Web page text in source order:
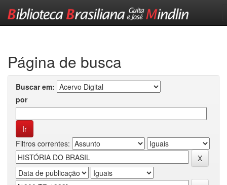
Página de busca
Buscar em:
por
Filtros correntes: